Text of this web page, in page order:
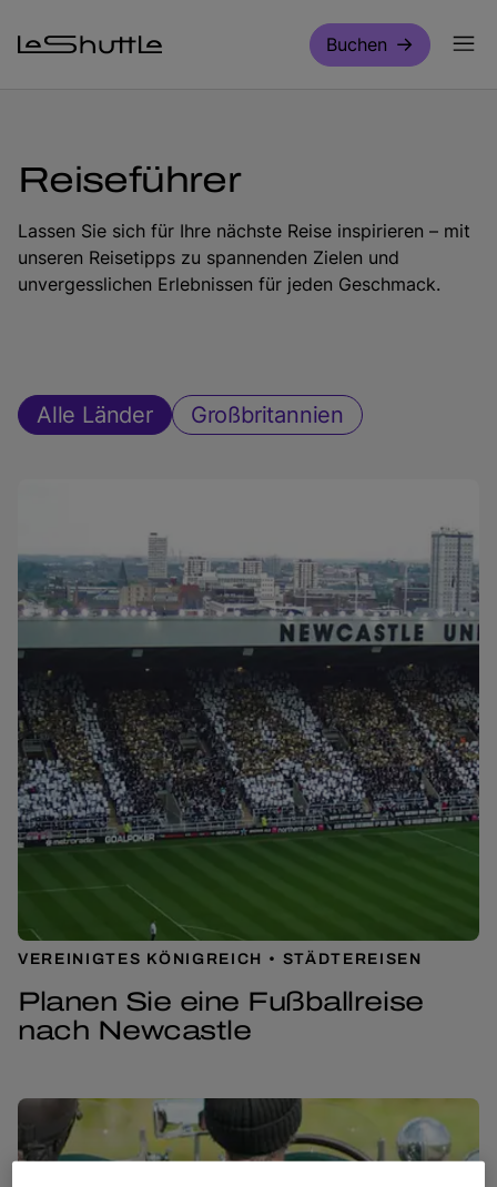
Buchen
Reiseführer
Lassen Sie sich für Ihre nächste Reise inspirieren – mit
unseren Reisetipps zu spannenden Zielen und
unvergesslichen Erlebnissen für jeden Geschmack.
Alle Länder Großbritannien
VEREINIGTES KÖNIGREICH STÄDTEREISEN
Planen Sie eine Fußballreise
nach Newcastle